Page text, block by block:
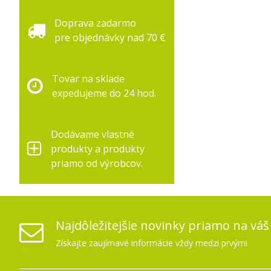
Doprava zadarmo
pre objednávky nad 70 €
Tovar na sklade
expedujeme do 24 hod.
Dodávame vlastné
produkty a produkty
priamo od výrobcov.
Najdôležitejšie novinky priamo na
Získajte zaujímavé informácie vždy medzi prvými